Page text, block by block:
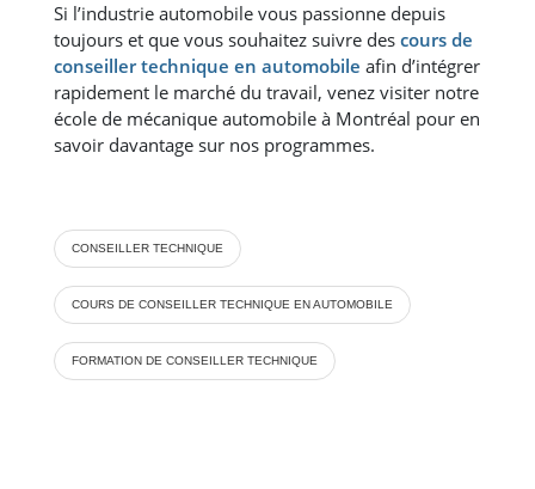
Si l’industrie automobile vous passionne depuis
toujours et que vous souhaitez suivre des cours de
conseiller technique en automobile afin d’intégrer
rapidement le marché du travail, venez visiter notre
école de mécanique automobile à Montréal pour en
savoir davantage sur nos programmes.
CONSEILLER TECHNIQUE
COURS DE CONSEILLER TECHNIQUE EN AUTOMOBILE
FORMATION DE CONSEILLER TECHNIQUE